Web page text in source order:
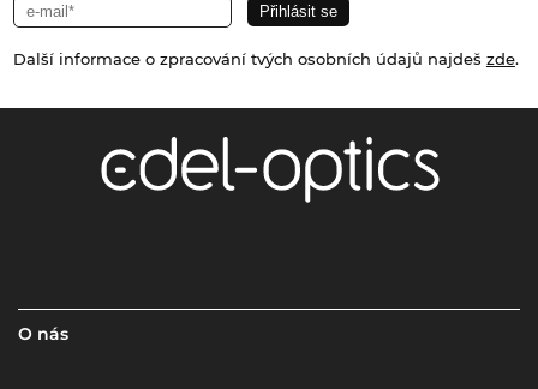
Další informace o zpracování tvých osobních údajů najdeš zde.
O nás